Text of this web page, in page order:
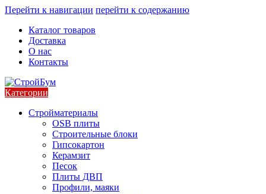
Перейти к навигации перейти к содержанию
Каталог товаров
Доставка
О нас
Контакты
Категории
Стройматериалы
OSB плиты
Строительные блоки
Гипсокартон
Керамзит
Песок
Плиты ДВП
Профили, маяки